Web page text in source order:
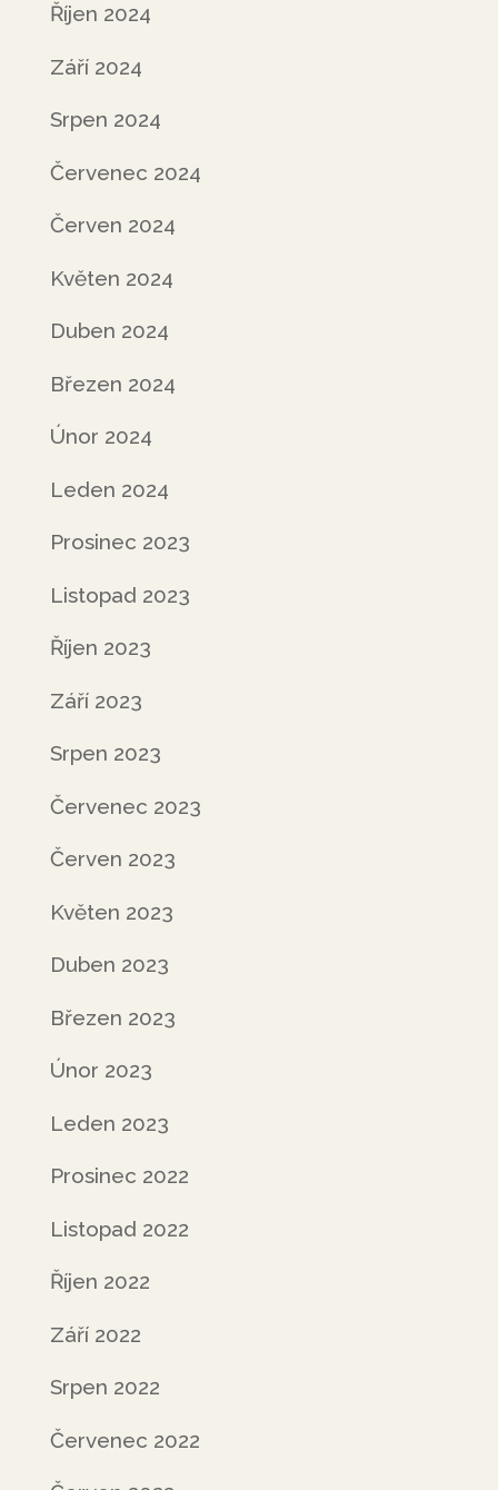
Říjen 2024
Září 2024
Srpen 2024
Červenec 2024
Červen 2024
Květen 2024
Duben 2024
Březen 2024
Únor 2024
Leden 2024
Prosinec 2023
Listopad 2023
Říjen 2023
Září 2023
Srpen 2023
Červenec 2023
Červen 2023
Květen 2023
Duben 2023
Březen 2023
Únor 2023
Leden 2023
Prosinec 2022
Listopad 2022
Říjen 2022
Září 2022
Srpen 2022
Červenec 2022